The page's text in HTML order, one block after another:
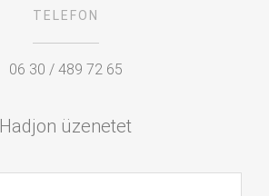
TELEFON
06 30 / 489 72 65
Hadjon üzenetet